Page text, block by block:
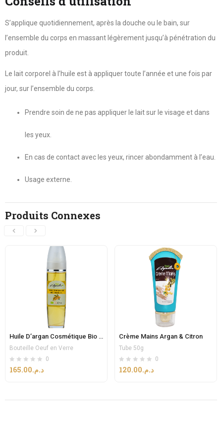
S’applique quotidiennement, après la douche ou le bain, sur
l’ensemble du corps en massant légèrement jusqu’à pénétration du
produit.
Le lait corporel à l’huile est à appliquer toute l’année et une fois par
jour, sur l’ensemble du corps.
Prendre soin de ne pas appliquer le lait sur le visage et dans
les yeux.
En cas de contact avec les yeux, rincer abondamment à l’eau.
Usage externe.
Produits Connexes
Huile D’argan Cosmétique Bio 100ml
Bouteille Oeuf en Verre
0
د.م.165.00
Crème Mains Argan & Citron
Tube 50g
0
د.م.120.00